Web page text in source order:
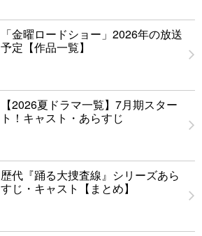
「金曜ロードショー」2026年の放送
予定【作品一覧】
【2026夏ドラマ一覧】7月期スター
ト！キャスト・あらすじ
歴代『踊る大捜査線』シリーズあら
すじ・キャスト【まとめ】